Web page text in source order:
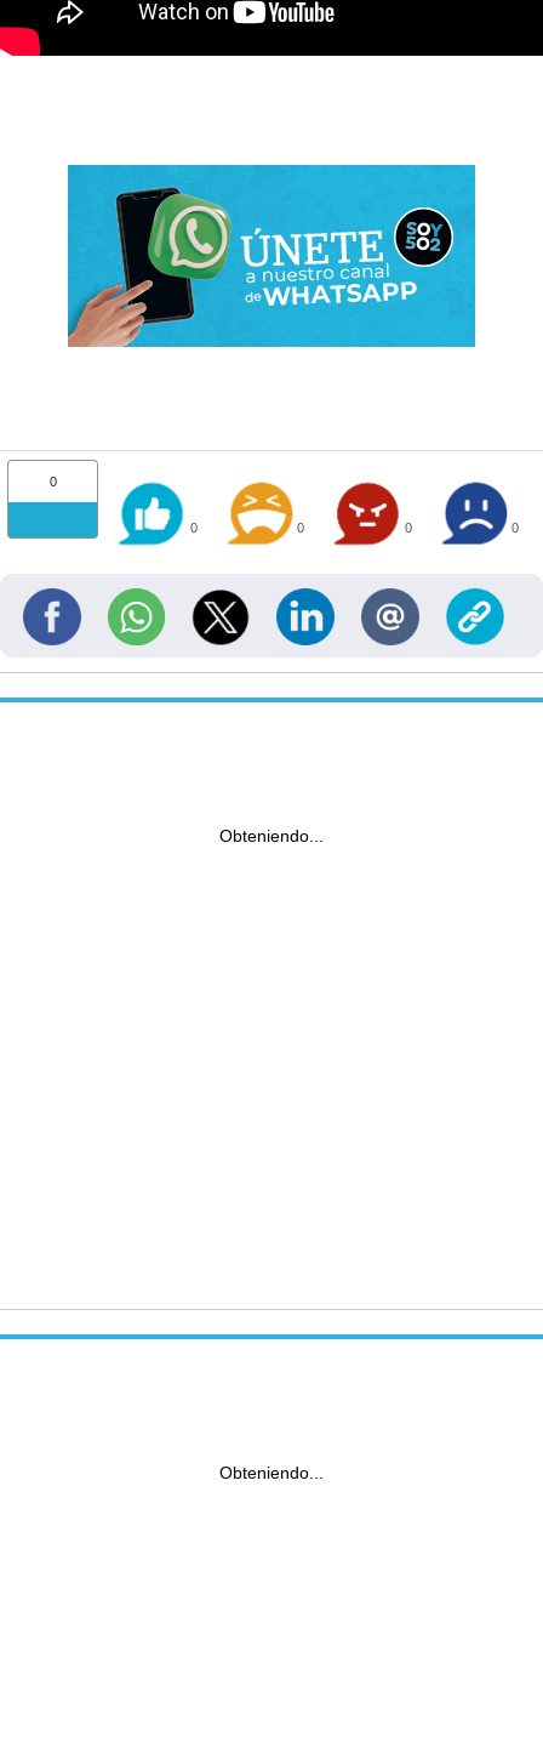
0
0 0 0 0
Obteniendo...
Obteniendo...